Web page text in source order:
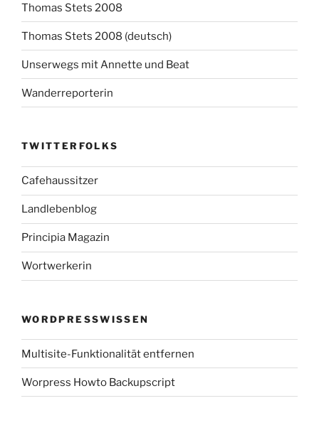
Thomas Stets 2008
Thomas Stets 2008 (deutsch)
Unserwegs mit Annette und Beat
Wanderreporterin
TWITTERFOLKS
Cafehaussitzer
Landlebenblog
Principia Magazin
Wortwerkerin
WORDPRESSWISSEN
Multisite-Funktionalität entfernen
Worpress Howto Backupscript